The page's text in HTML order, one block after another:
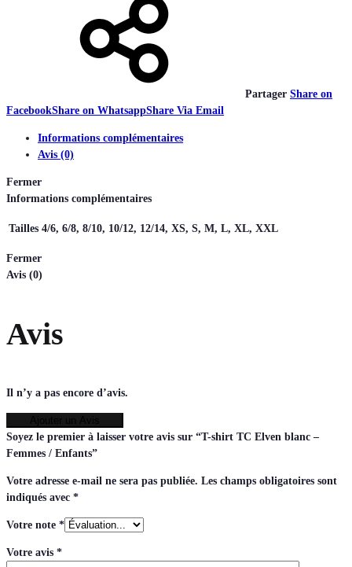
Partager Share on
FacebookShare on WhatsappShare Via Email
Informations complémentaires
Avis (0)
Fermer
Informations complémentaires
Tailles 4/6, 6/8, 8/10, 10/12, 12/14, XS, S, M, L, XL, XXL
Fermer
Avis (0)
Avis
Il n’y a pas encore d’avis.
Soyez le premier à laisser votre avis sur “T-shirt TC Elven blanc –
Femmes / Enfants”
Votre adresse e-mail ne sera pas publiée. Les champs obligatoires sont
indiqués avec *
Votre note *
Votre avis *